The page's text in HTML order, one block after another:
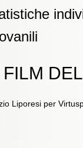
FILM
Liporesi per